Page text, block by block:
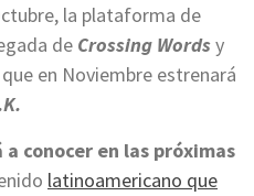
la plataforma de
de Crossing Wordsy
en Noviembre estrenará
a conocer en las próximas
latinoamericano que